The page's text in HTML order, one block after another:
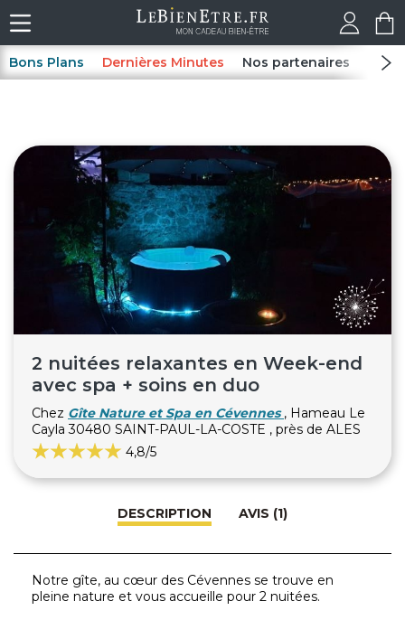
Bons Plans Dernières Minutes Nos partenaires Spas
2 nuitées relaxantes en Week-end
avec spa + soins en duo
Chez Gîte Nature et Spa en Cévennes , Hameau Le
Cayla 30480 SAINT-PAUL-LA-COSTE , près de ALES
4,8/5
DESCRIPTION AVIS (1)
Notre gîte, au cœur des Cévennes se trouve en
pleine nature et vous accueille pour 2 nuitées.